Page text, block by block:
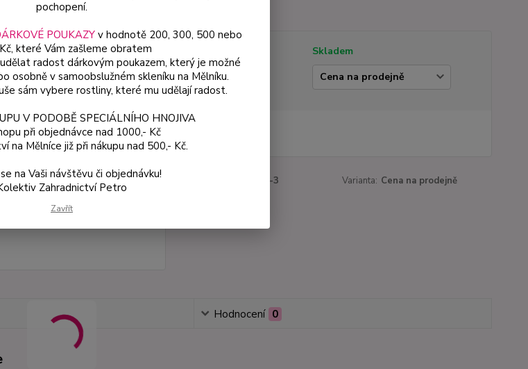
Skladem
Varianta
807-3 Varianta: Cena na prodejně
Hodnocení 0
pochopení.
POUKAZYv hodnotě 200, 300, 500 nebo
které Vám zašleme obratem
radost dárkovým poukazem, který je možné
osobně v samoobslužném skleníku na Mělníku.
sám vybere rostliny, které mu udělají radost.
V PODOBĚ SPECIÁLNÍHO HNOJIVA
při objednávce nad 1000,- Kč
na Mělníce již při nákupu nad 500,- Kč.
na Vaši návštěvu či objednávku!
Zahradnictví Petro
Zavřít